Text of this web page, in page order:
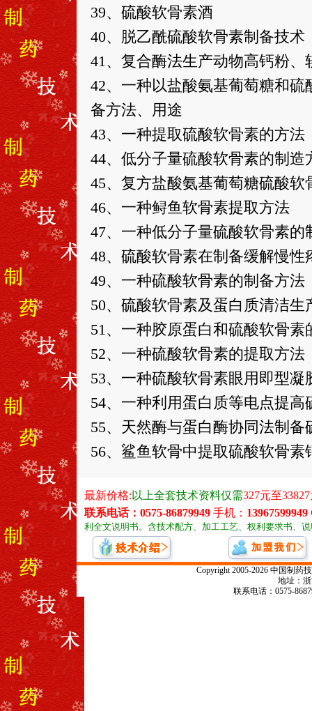
39、硫酸软骨素酒
40、脱乙酰硫酸软骨素制备技术
41、复合酶法生产动物高钙粉
42、一种以盐酸氨基葡萄糖和
备方法、用途
43、一种提取硫酸软骨素的方法
44、低分子量硫酸软骨素的制造
45、复方盐酸氨基葡萄糖硫酸
46、一种鲟鱼软骨素提取方法
47、一种低分子量硫酸软骨素的
48、硫酸软骨素在制备缓解慢性
49、一种硫酸软骨素的制备方法
50、硫酸软骨素及蛋白质清洁生
51、一种胶原蛋白和硫酸软骨素
52、一种硫酸软骨素的提取方法
53、一种硫酸软骨素眼用即型凝
54、一种利用蛋白质等电点提
55、天然酶与蛋白酶协同法制备
56、鲨鱼软骨中提取硫酸软骨素
Copyright 2005-2026 中国制药
地址：
联系电话：0575-